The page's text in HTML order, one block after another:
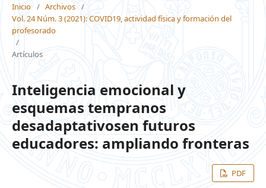
Inicio / Archivos /
Vol. 24 Núm. 3 (2021): COVID19, actividad física y formación del
profesorado
/
Artículos
Inteligencia emocional y
esquemas tempranos
desadaptativosen futuros
educadores: ampliando fronteras
PDF